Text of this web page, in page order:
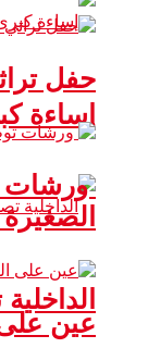
إساءة
حفل
ورشات
عين